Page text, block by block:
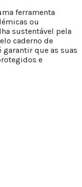
ferramenta
ou
sustentável pela
caderno de
garantir que as suas
e